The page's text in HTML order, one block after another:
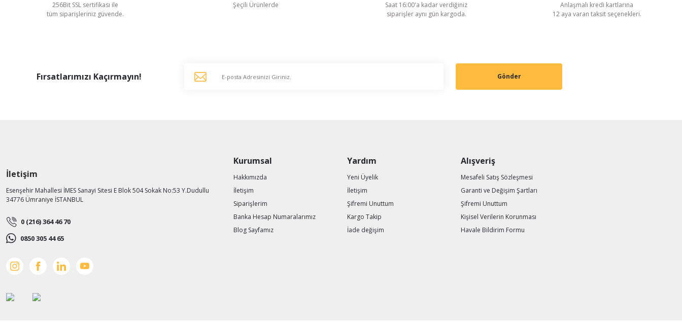
256Bit SSL sertifikası ile
tüm siparişleriniz güvende.
Şeçili Ürünlerde
Saat 16:00'a kadar verdiğiniz
siparişler aynı gün kargoda.
Anlaşmalı kredi kartlarına
12 aya varan taksit seçenekleri.
Fırsatlarımızı Kaçırmayın! Gönder
İletişim
Esenşehir Mahallesi İMES Sanayi Sitesi E Blok 504 Sokak No:53 Y.Dudullu
34776 Ümraniye İSTANBUL
0 (216) 364 46 70
0850 305 44 65
Kurumsal
Hakkımızda
İletişim
Siparişlerim
Banka Hesap Numaralarımız
Blog Sayfamız
Yardım
Yeni Üyelik
İletişim
Şifremi Unuttum
Kargo Takip
İade değişim
Alışveriş
Mesafeli Satış Sözleşmesi
Garanti ve Değişim Şartları
Şifremi Unuttum
Kişisel Verilerin Korunması
Havale Bildirim Formu